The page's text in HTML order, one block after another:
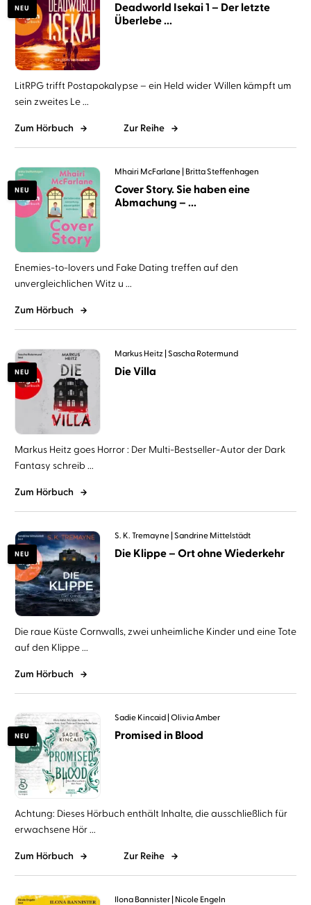
NEU
Deadworld Isekai 1 – Der letzte
Überlebe ...
LitRPG trifft Postapokalypse – ein Held wider Willen kämpft um
sein zweites Le ...
Zum Hörbuch Zur Reihe
NEU
Mhairi McFarlane Britta Steffenhagen
Cover Story. Sie haben eine
Abmachung – ...
Enemies-to-lovers und Fake Dating treffen auf den
unvergleichlichen Witz u ...
Zum Hörbuch
NEU
Markus Heitz Sascha Rotermund
Die Villa
Markus Heitz goes Horror : Der Multi-Bestseller-Autor der Dark
Fantasy schreib ...
Zum Hörbuch
NEU
S. K. Tremayne Sandrine Mittelstädt
Die Klippe – Ort ohne Wiederkehr
Die raue Küste Cornwalls, zwei unheimliche Kinder und eine Tote
auf den Klippe ...
Zum Hörbuch
NEU
Sadie Kincaid Olivia Amber
Promised in Blood
Achtung: Dieses Hörbuch enthält Inhalte, die ausschließlich für
erwachsene Hör ...
Zum Hörbuch Zur Reihe
Ilona Bannister Nicole Engeln